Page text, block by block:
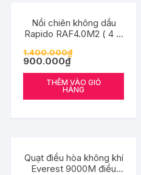
Nồi chiên không dầu
Rapido RAF4.0M2 ( 4 lít
1.400.000₫
900.000₫
THÊM VÀO GIỎ
HÀNG
Quạt điều hòa không khí
Everest 9000M điều